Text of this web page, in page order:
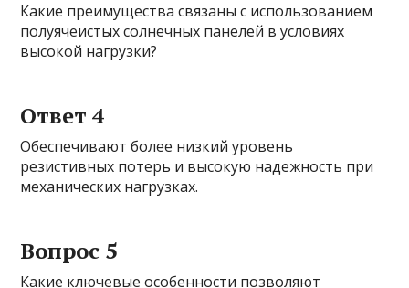
Какие преимущества связаны с использованием
полуячеистых солнечных панелей в условиях
высокой нагрузки?
Ответ 4
Обеспечивают более низкий уровень
резистивных потерь и высокую надежность при
механических нагрузках.
Вопрос 5
Какие ключевые особенности позволяют